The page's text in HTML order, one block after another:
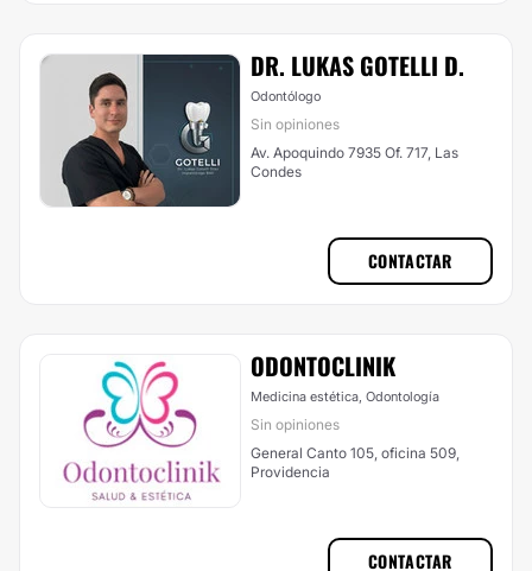
DR. LUKAS GOTELLI D.
Odontólogo
Sin opiniones
Av. Apoquindo 7935 Of. 717, Las
Condes
CONTACTAR
ODONTOCLINIK
Medicina estética, Odontología
Sin opiniones
General Canto 105, oficina 509,
Providencia
CONTACTAR